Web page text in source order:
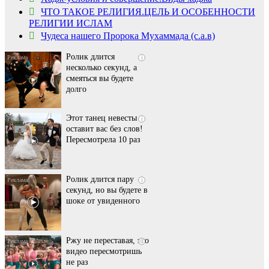
ЧТО ТАКОЕ РЕЛИГИЯ.ЦЕЛЬ И ОСОБЕННОСТИ
РЕЛИГИИ ИСЛАМ
Чудеса нашего Пророка Мухаммада (с.а.в)
пляже Крыма: Что
люди вытворяют, когда
их не видят...
i
Ролик длится
несколько секунд, а
смеяться вы будете
долго
i
Этот танец невесты
оставит вас без слов!
Пересмотрела 10 раз
i
Ролик длится пару
секунд, но вы будете в
шоке от увиденного
i
Ржу не переставая, это
видео пересмотришь
не раз